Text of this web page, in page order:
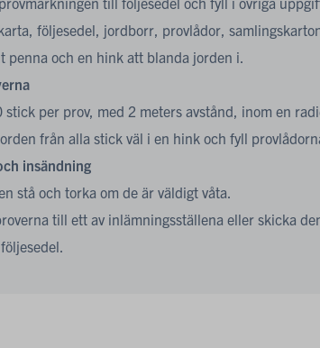
följesedel, jordborr, provlådor,
penna och en hink att blanda jorden i.
stick per prov, med 2 meters avstånd, inom en
från alla stick väl i en hink och fyll
insändning
stå och torka om de är väldigt våta.
till ett av inlämningsställena eller skicka